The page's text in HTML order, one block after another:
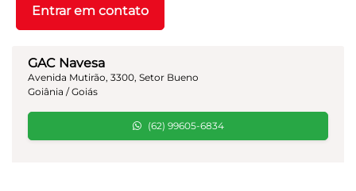
GAC Navesa
Avenida Mutirão, 3300, Setor Bueno
Goiânia / Goiás
(62) 99605-6834
Entrar em contato